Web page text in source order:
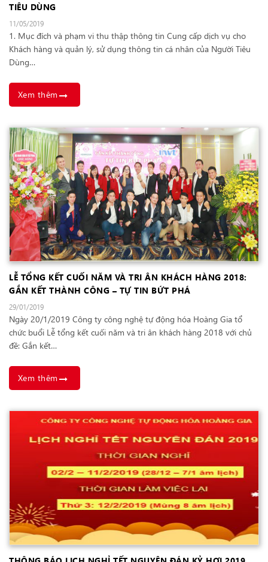
TIÊU DÙNG
11/05/2019
1. Mục đích và phạm vi thu thập thông tin Cung cấp dịch vụ cho
Khách hàng và quản lý, sử dụng thông tin cá nhân của Người Tiêu
Dùng…
Xem thêm
LỄ TỔNG KẾT CUỐI NĂM VÀ TRI ÂN KHÁCH HÀNG 2018:
GẮN KẾT THÀNH CÔNG – TỰ TIN BỨT PHÁ
29/01/2019
Ngày 20/1/2019 Công ty công nghệ tự động hóa Hoàng Gia tổ
chức buổi Lễ tổng kết cuối năm và tri ân khách hàng 2018 với chủ
đề: Gắn kết…
Xem thêm